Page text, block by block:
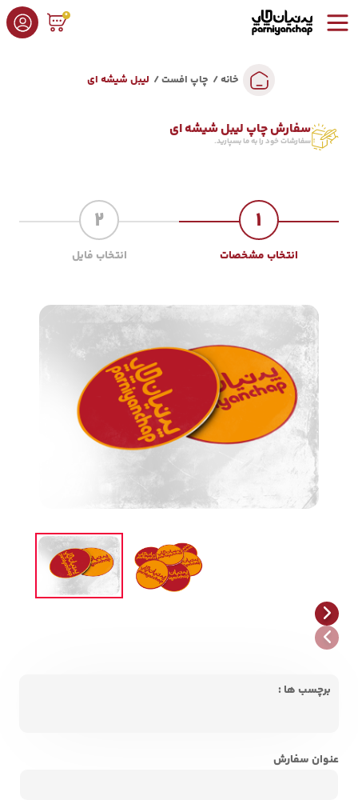
0
خانه چاپ افست لیبل شیشه ای
سفارش چاپ لیبل شیشه ای
سفارشات خود را به ما بسپارید.
1
انتخاب مشخصات
2
انتخاب فایل
برچسب ها :
عنوان سفارش